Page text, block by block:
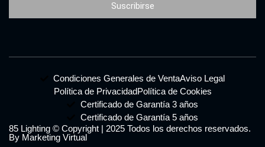
Suscribirse
85 Lighting © Copyright | 2025 Todos los derechos reservados.
By Marketing Virtual
Condiciones Generales de VentaAviso Legal
Política de PrivacidadPolítica de Cookies
Certificado de Garantía 3 años
Certificado de Garantía 5 años